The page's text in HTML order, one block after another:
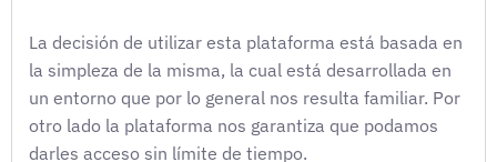
La decisión de utilizar esta plataforma está basada en
la simpleza de la misma, la cual está desarrollada en
un entorno que por lo general nos resulta familiar. Por
otro lado la plataforma nos garantiza que podamos
darles acceso sin límite de tiempo.